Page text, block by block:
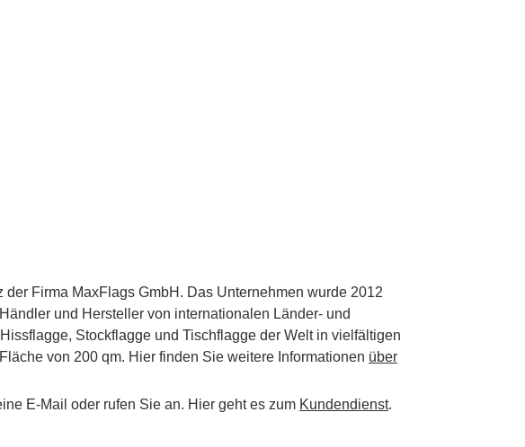
Firma MaxFlags GmbH. Das Unternehmen wurde 2012
und Hersteller von internationalen Länder- und
Stockflagge und Tischflagge der Welt in vielfältigen
von 200 qm. Hier finden Sie weitere Informationen über
E-Mail oder rufen Sie an. Hier geht es zum Kundendienst.